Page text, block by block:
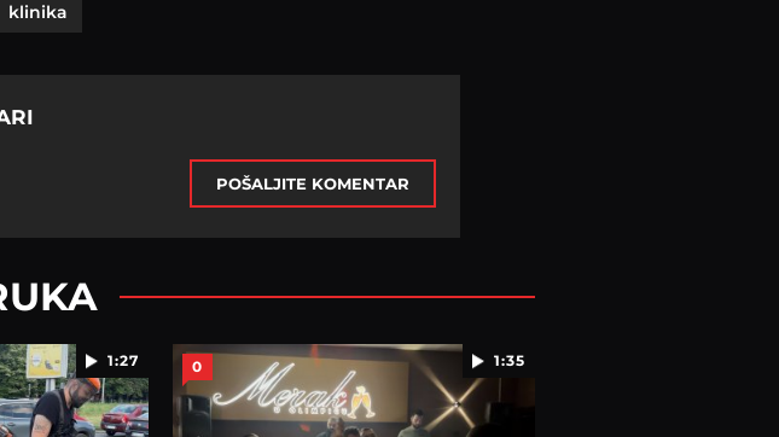
klinika
POŠALJITE KOMENTAR
1:27 1:35
0